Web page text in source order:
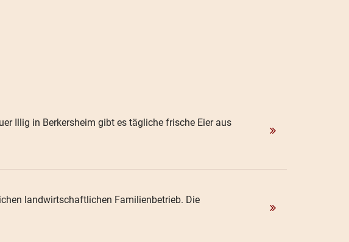
Illig in Berkersheim gibt es tägliche frische Eier aus
landwirtschaftlichen Familienbetrieb. Die